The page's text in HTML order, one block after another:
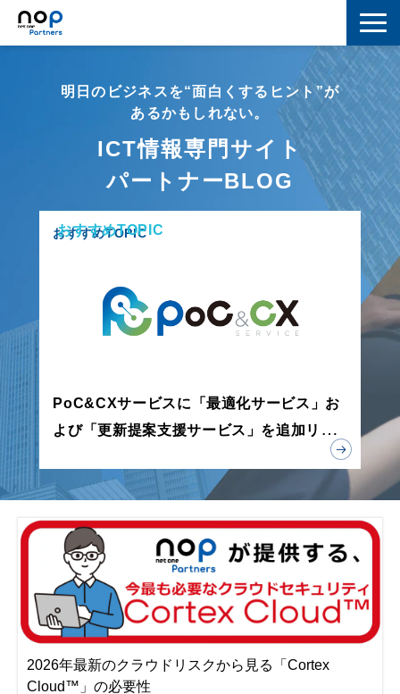
マーケティング
セキュリティ
コラボレーション
IT用語解説
明日のビジネスを“面白くするヒント”が
あるかもしれない。
ICT情報専門サイト
パートナーBLOG
おすすめTOPIC
PoC&CXサービスに「最適化サービス」お
よび「更新提案支援サービス」を追加リリ
おすすめTOPIC
2026年最新のクラウドリスクから見る「Cortex
Cloud™」の必要性